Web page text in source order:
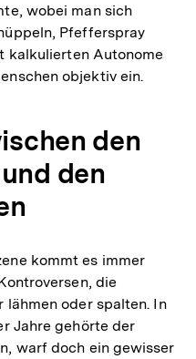
wobei man sich
Pfefferspray
kalkulierten Autonome
objektiv ein.
den
den
kommt es immer
die
oder spalten. In
Jahre gehörte der
warf doch ein gewisser